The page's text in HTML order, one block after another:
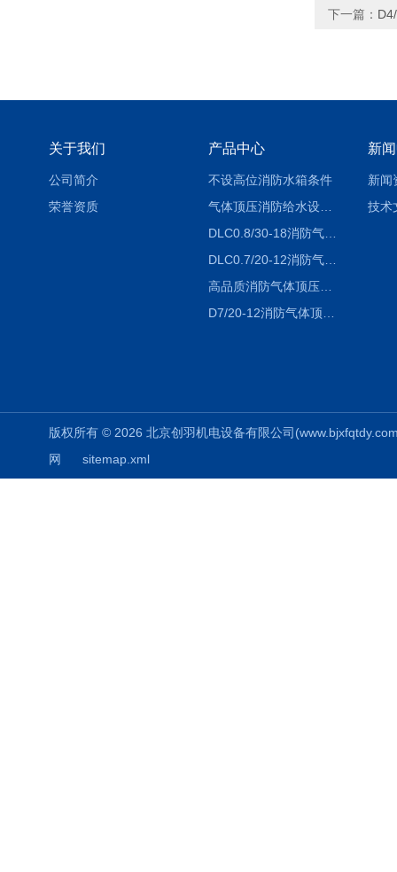
下一篇：
关于我们
公司简介
荣誉资质
产品中心
不设高位消防水箱条件
气体顶压消防给水设备（气压罐）工作原理
DLC0.8/30-18消防气体顶压设备价格
DLC0.7/20-12消防气体顶压给水设备厂家
高品质消防气体顶压给水设备价格
新
新闻
技术
版权所有 © 2026 北京创羽机电设备有限公司
网
sitemap.xml